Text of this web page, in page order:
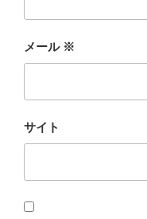
メール ※
サイト